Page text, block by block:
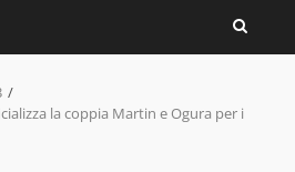
la coppia Martin e Ogura per i